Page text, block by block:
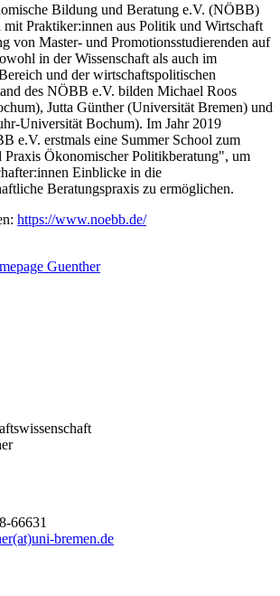
Bildung und Beratung e.V. (NÖBB)
mit Praktiker:innen aus Politik und Wirtschaft
von Master- und Promotionsstudierenden auf
in der Wissenschaft als auch im
und der wirtschaftspolitischen
des NÖBB e.V. bilden Michael Roos
Jutta Günther (Universität Bremen) und
Universität Bochum). Im Jahr 2019
e.V. erstmals eine Summer School zum
Ökonomischer Politikberatung", um
Einblicke in die
Beratungspraxis zu ermöglichen.
https://www.noebb.de/
Guenther
66631
bremen.de